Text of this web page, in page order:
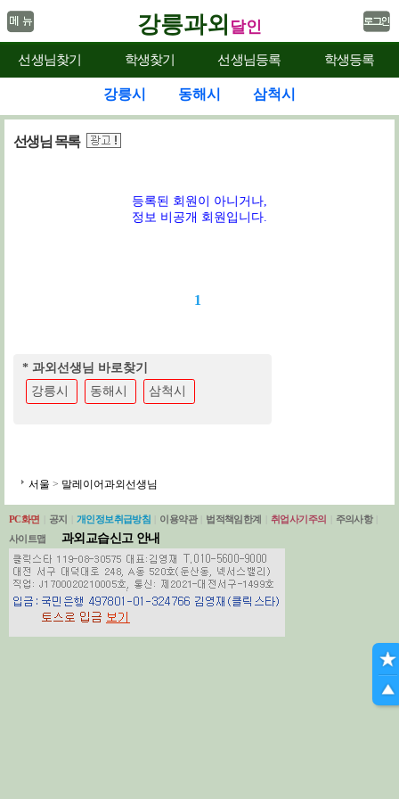
강릉과외 달인
선생님찾기 학생찾기 선생님등록 학생등록
강릉시 동해시 삼척시
선생님 목록
등록된 회원이 아니거나,
정보 비공개 회원입니다.
1
* 과외선생님 바로찾기
강릉시
동해시 삼척시
서울 > 말레이어과외선생님
PC화면 공지 개인정보취급방침 이용약관 법적책임한계 취업사기주의 주의사항
사이트맵
과외교습신고 안내